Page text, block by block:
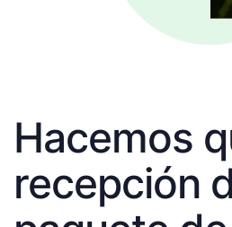
Hacemos
recepción